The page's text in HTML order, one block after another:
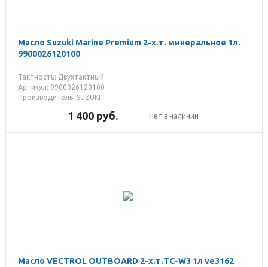
Масло Suzuki Marine Premium 2-х.т. минеральное 1л.
9900026120100
Тактность: Двухтактный
Артикул: 9900026120100
Производитель: SUZUKI
1 400 руб. Нет в наличии
Масло VECTROL OUTBOARD 2-х.т.TC-W3 1л ve3162